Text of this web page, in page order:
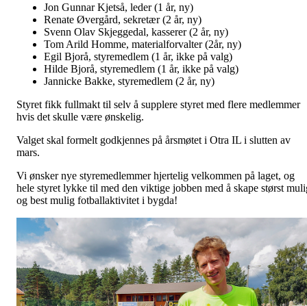
Jon Gunnar Kjetså, leder (1 år, ny)
Renate Øvergård, sekretær (2 år, ny)
Svenn Olav Skjeggedal, kasserer (2 år, ny)
Tom Arild Homme, materialforvalter (2år, ny)
Egil Bjorå, styremedlem (1 år, ikke på valg)
Hilde Bjorå, styremedlem (1 år, ikke på valg)
Jannicke Bakke, styremedlem (2 år, ny)
Styret fikk fullmakt til selv å supplere styret med flere medlemmer
hvis det skulle være ønskelig.
Valget skal formelt godkjennes på årsmøtet i Otra IL i slutten av
mars.
Vi ønsker nye styremedlemmer hjertelig velkommen på laget, og
hele styret lykke til med den viktige jobben med å skape størst
og best mulig fotballaktivitet i bygda!